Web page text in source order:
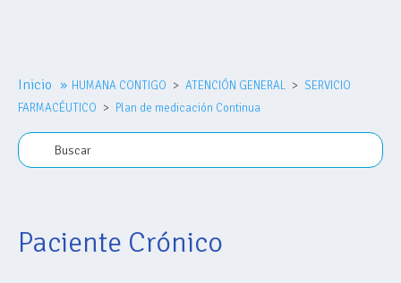
Nosotros
MiHumana
Comprar plan
Inicio » HUMANA CONTIGO ATENCIÓN GENERAL
SERVICIO
FARMACÉUTICO
Plan de medicación Continua
Paciente Crónico